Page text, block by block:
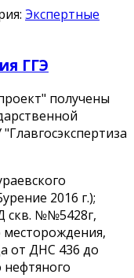
Экспертные
ГГЭ
получены
2016 г.);
скв. №№5428г,
месторождения,
от ДНС 436 до